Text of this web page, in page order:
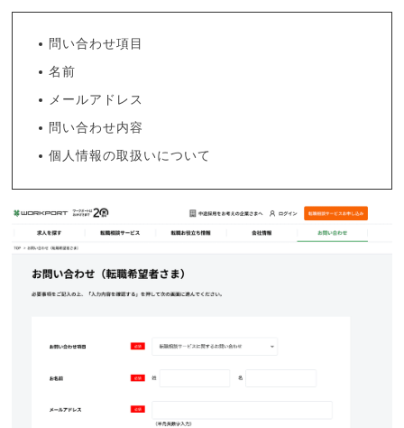
問い合わせ項目
名前
メールアドレス
問い合わせ内容
個人情報の取扱いについて